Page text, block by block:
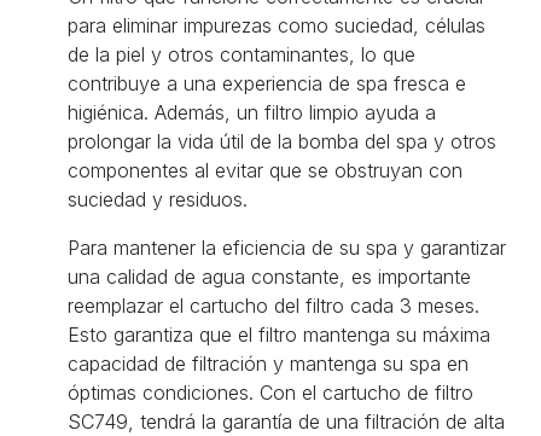
para eliminar impurezas como suciedad, células
de la piel y otros contaminantes, lo que
contribuye a una experiencia de spa fresca e
higiénica. Además, un filtro limpio ayuda a
prolongar la vida útil de la bomba del spa y otros
componentes al evitar que se obstruyan con
suciedad y residuos.
Para mantener la eficiencia de su spa y garantizar
una calidad de agua constante, es importante
reemplazar el cartucho del filtro cada 3 meses.
Esto garantiza que el filtro mantenga su máxima
capacidad de filtración y mantenga su spa en
óptimas condiciones. Con el cartucho de filtro
SC749, tendrá la garantía de una filtración de alta